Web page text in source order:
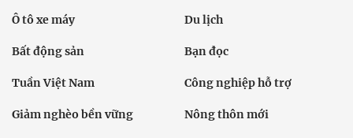
Ô tô xe máy Du lịch
Bất động sản Bạn đọc
Tuần Việt Nam Công nghiệp hỗ trợ
Giảm nghèo bền vững Nông thôn mới